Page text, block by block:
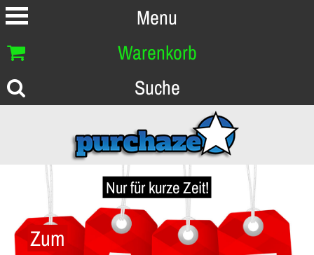
Menu
Warenkorb
Suche
Nur für kurze Zeit!
Zum